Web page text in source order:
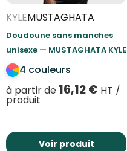
KYLEMUSTAGHATA
Doudoune sans manches
unisexe — MUSTAGHATA KYLE
4 couleurs
à partir de 16,12€ HT /
produit
Voir produit